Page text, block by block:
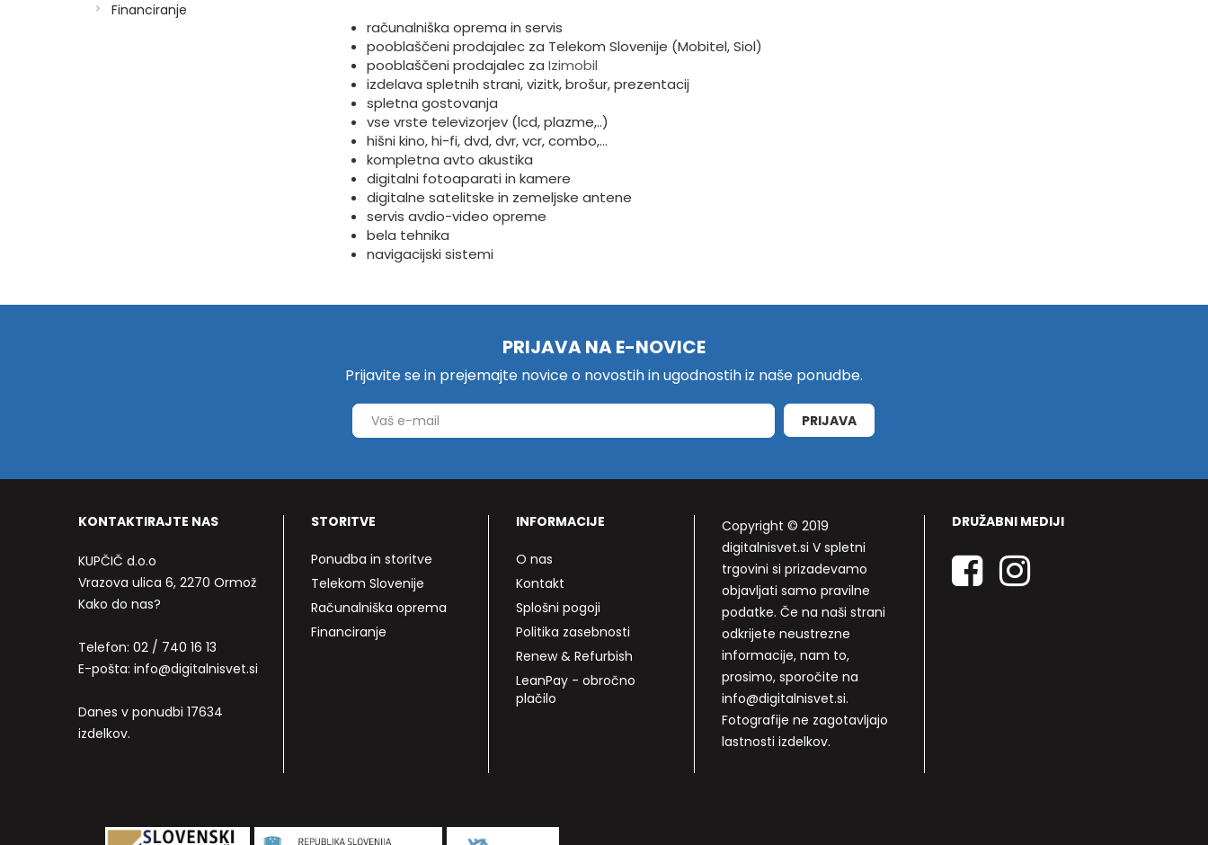
Financiranje
računalniška oprema in servis
pooblaščeni prodajalec za Telekom Slovenije (Mobitel, Siol)
pooblaščeni prodajalec za Izimobil
izdelava spletnih strani, vizitk, brošur, prezentacij
spletna gostovanja
vse vrste televizorjev (lcd, plazme,..)
hišni kino, hi-fi, dvd, dvr, vcr, combo,...
kompletna avto akustika
digitalni fotoaparati in kamere
digitalne satelitske in zemeljske antene
servis avdio-video opreme
bela tehnika
navigacijski sistemi
PRIJAVA NA E-NOVICE
Prijavite se in prejemajte novice o novostih in ugodnostih iz naše ponudbe.
PRIJAVA
KONTAKTIRAJTE NAS
KUPČIČ d.o.o
Vrazova ulica 6, 2270 Ormož
Kako do nas?
Telefon: 02 / 740 16 13
E-pošta: info@digitalnisvet.si
Danes v ponudbi 17634
izdelkov.
STORITVE
Ponudba in storitve
Telekom Slovenije
Računalniška oprema
Financiranje
INFORMACIJE
O nas
Kontakt
Splošni pogoji
Politika zasebnosti
Renew & Refurbish
LeanPay - obročno
plačilo
Copyright © 2019
digitalnisvet.si V spletni
trgovini si prizadevamo
objavljati samo pravilne
podatke. Če na naši strani
odkrijete neustrezne
informacije, nam to,
prosimo, sporočite na
info@digitalnisvet.si.
Fotografije ne zagotavljajo
lastnosti izdelkov.
DRUŽABNI MEDIJI